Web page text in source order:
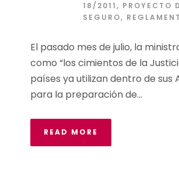
18/2011, PROYECTO
SEGURO,
El pasado mes de julio, la
como “los cimientos de la
países ya utilizan dentro de
para la preparación de...
READ MORE